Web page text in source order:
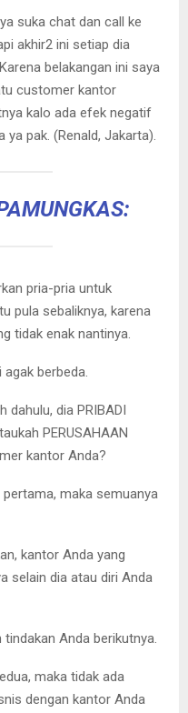
suka chat dan call ke
akhir2 ini setiap dia
belakangan ini saya
customer kantor
kalo ada efek negatif
ya pak. (Renald, Jakarta).
pria-pria untuk
pula sebaliknya, karena
tidak enak nantinya.
berbeda.
dahulu, dia PRIBADI
PERUSAHAAN
kantor Anda?
maka semuanya
kantor Anda yang
selain dia atau diri Anda
Anda berikutnya.
maka tidak ada
dengan kantor Anda